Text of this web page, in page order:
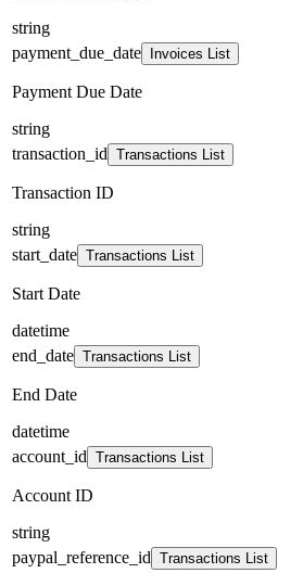
string
payment_due_date
Invoices List
Payment Due Date
string
transaction_id Transactions List
Transaction ID
string
start_date Transactions List
Start Date
datetime
end_date Transactions List
End Date
datetime
account_id Transactions List
Account ID
string
paypal_reference_id Transactions List